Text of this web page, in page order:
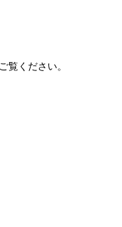
ください。